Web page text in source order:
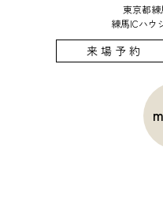
東京都
練馬ICハウ
来場予約